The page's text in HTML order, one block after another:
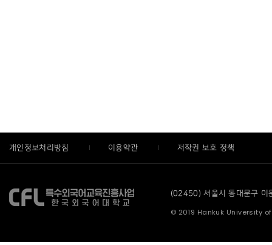
개인정보처리방침 이용약관 저작권 보호 정책
(02450) 서울시 동대문구
© 2019 Hankuk University